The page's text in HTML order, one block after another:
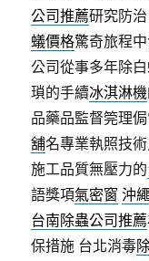
公司推薦研究防
蟻價格驚奇旅程
公司從事多年除
瑣的手續冰淇淋機
品藥品監督筦理
舖名專業執照技
施工品質無壓力的
語獎項氣密窗 沖
台南除蟲公司推薦
保措施 台北消毒